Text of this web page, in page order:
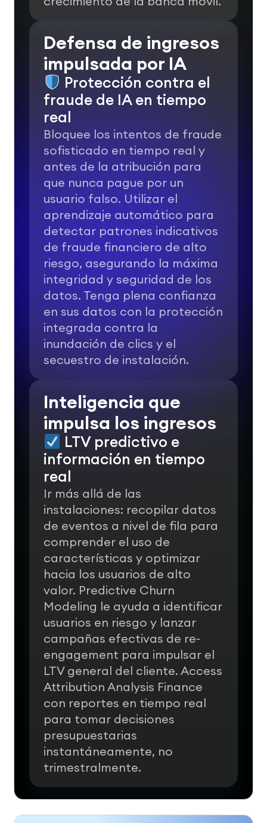
Defensa de ingresos
impulsada por IA
Protección contra el
fraude de IA en tiempo
real
Bloquee los intentos de fraude
sofisticado en tiempo real y
antes de la atribución para
que nunca pague por un
usuario falso. Utilizar el
aprendizaje automático para
detectar patrones indicativos
de fraude financiero de alto
riesgo, asegurando la máxima
integridad y seguridad de los
datos. Tenga plena confianza
en sus datos con la protección
integrada contra la
inundación de clics y el
secuestro de instalación.
Inteligencia que
impulsa los ingresos
LTV predictivo e
información en tiempo
real
Ir más allá de las
instalaciones: recopilar datos
de eventos a nivel de fila para
comprender el uso de
características y optimizar
hacia los usuarios de alto
valor. Predictive Churn
Modeling le ayuda a identificar
usuarios en riesgo y lanzar
campañas efectivas de re-
engagement para impulsar el
LTV general del cliente. Access
Attribution Analysis Finance
con reportes en tiempo real
para tomar decisiones
presupuestarias
instantáneamente, no
trimestralmente.